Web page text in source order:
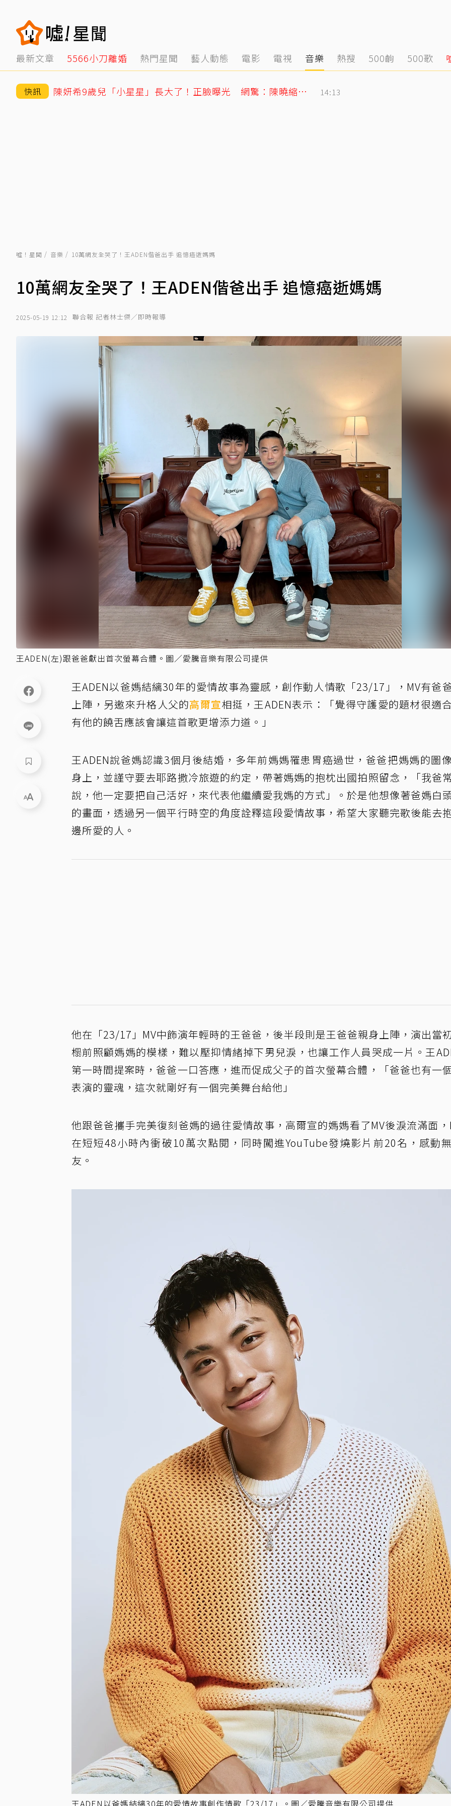
最新文章 5566小刀離婚 熱門星聞 藝人動態 電影 電視 音樂 熱搜 500齣 500歌
快訊 與台玻千金結婚12年被爆離婚 小刀認了！證實：已分開一陣子 14:36
噓！星聞 音樂 10萬網友全哭了！王ADEN偕爸出手 追憶癌逝媽媽
10萬網友全哭了！王ADEN偕爸出手 追憶癌逝媽媽
2025-05-19 12:12 聯合報 記者林士傑／即時報導
王ADEN(左)跟爸爸獻出首次螢幕合體。圖／愛騰音樂有限公司提供
王ADEN以爸媽結縭30年的愛情故事為靈感，創作動人情歌「23/17」，MV有爸
上陣，另邀來升格人父的高爾宣相挺，王ADEN表示：「覺得守護愛的題材很適
有他的饒舌應該會讓這首歌更增添力道。」
王ADEN說爸媽認識3個月後結婚，多年前媽媽罹患胃癌過世，爸爸把媽媽的圖
身上，並謹守要去耶路撒冷旅遊的約定，帶著媽媽的抱枕出國拍照留念，「我爸
說，他一定要把自己活好，來代表他繼續愛我媽的方式」。於是他想像著爸媽白
的畫面，透過另一個平行時空的角度詮釋這段愛情故事，希望大家聽完歌後能去
邊所愛的人。
他在「23/17」MV中飾演年輕時的王爸爸，後半段則是王爸爸親身上陣，演出當
榻前照顧媽媽的模樣，難以壓抑情緒掉下男兒淚，也讓工作人員哭成一片。王
第一時間提案時，爸爸一口答應，進而促成父子的首次螢幕合體，「爸爸也有一
表演的靈魂，這次就剛好有一個完美舞台給他」
他跟爸爸攜手完美復刻爸媽的過往愛情故事，高爾宣的媽媽看了MV後淚流滿面，
在短短48小時內衝破10萬次點閱，同時闖進YouTube發燒影片前20名，感動
友。
王ADEN以爸媽結縭30年的愛情故事創作情歌「23/17」。圖／愛騰音樂有限公司提供